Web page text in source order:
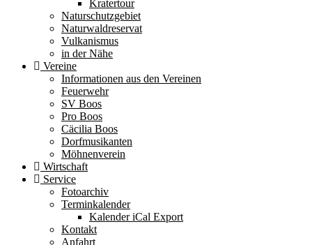
Kratertour
Naturschutzgebiet
Naturwaldreservat
Vulkanismus
in der Nähe
Vereine
Informationen aus den Vereinen
Feuerwehr
SV Boos
Pro Boos
Cäcilia Boos
Dorfmusikanten
Möhnenverein
Wirtschaft
Service
Fotoarchiv
Terminkalender
Kalender iCal Export
Kontakt
Anfahrt